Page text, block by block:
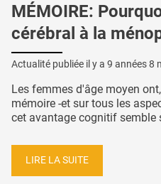
MÉMOIRE:
cérébral à la
Actualité publiée il y a 9 années 8
Les femmes d'âge moyen
mémoire -et sur tous les
cet avantage cognitif semble
LIRE LA SUITE